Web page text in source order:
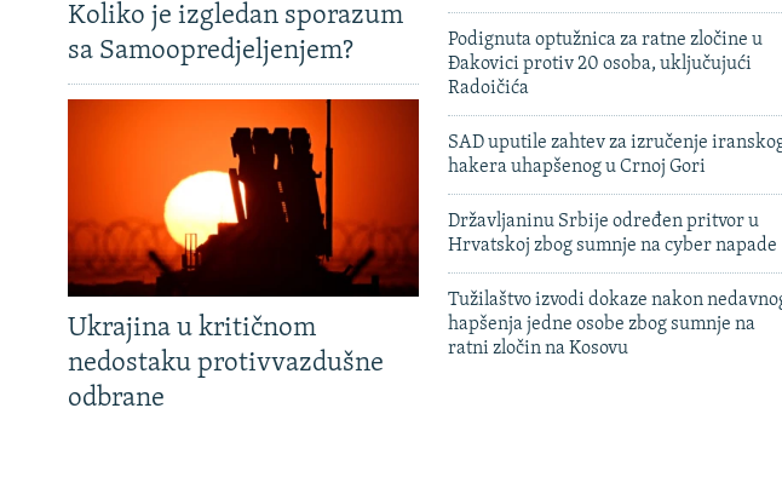
Koliko je izgledan sporazum
sa Samoopredjeljenjem?
Ukrajina u kritičnom
nedostaku protivvazdušne
odbrane
Podignuta optužnica za ratne zločine u
Đakovici protiv 20 osoba, uključujući
Radoičića
SAD uputile zahtev za izručenje
hakera uhapšenog u Crnoj Gori
Državljaninu Srbije određen pritvor u
Hrvatskoj zbog sumnje na cyber napade
Tužilaštvo izvodi dokaze nakon
hapšenja jedne osobe zbog sumnje na
ratni zločin na Kosovu